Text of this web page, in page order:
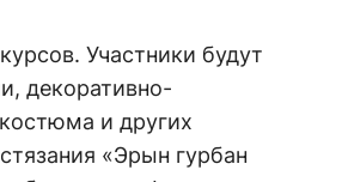
Участники будут
декоративно-
и других
«Эрын гурбан